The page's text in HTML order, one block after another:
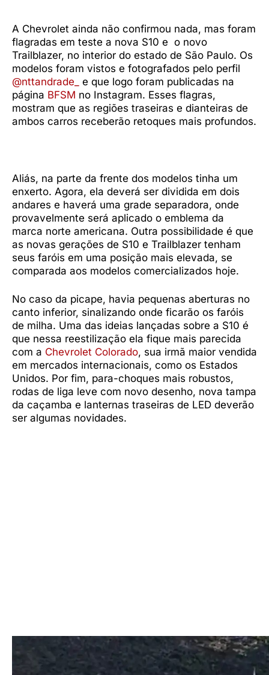
A Chevrolet ainda não confirmou nada, mas foram
flagradas em teste a nova S10 e o novo
Trailblazer, no interior do estado de São Paulo. Os
modelos foram vistos e fotografados pelo perfil
@nttandrade_
e que logo foram publicadas na
página BFSM no Instagram. Esses flagras,
mostram que as regiões traseiras e dianteiras de
ambos carros receberão retoques mais profundos.
Aliás, na parte da frente dos modelos tinha um
enxerto. Agora, ela deverá ser dividida em dois
andares e haverá uma grade separadora, onde
provavelmente será aplicado o emblema da
marca norte americana. Outra possibilidade é que
as novas gerações de S10 e Trailblazer tenham
seus faróis em uma posição mais elevada, se
comparada aos modelos comercializados hoje.
No caso da picape, havia pequenas aberturas no
canto inferior, sinalizando onde ficarão os faróis
de milha. Uma das ideias lançadas sobre a S10 é
que nessa reestilização ela fique mais parecida
com a Chevrolet Colorado, sua irmã maior vendida
em mercados internacionais, como os Estados
Unidos. Por fim, para-choques mais robustos,
rodas de liga leve com novo desenho, nova tampa
da caçamba e lanternas traseiras de LED deverão
ser algumas novidades.